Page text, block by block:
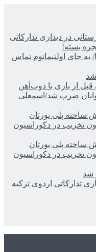
در دیداری تدارکاتی
بسته!
به جای اولتیماتوم تماس
شد
قبل از بازی با ذوب‌آهن
ضرب شد/اسمعلی
ساخته پلی یورتان
تخریب در دکوراسیون
ساخته پلی یورتان
تخریب در دکوراسیون
شد
تدارکاتی اردوی ترکیه